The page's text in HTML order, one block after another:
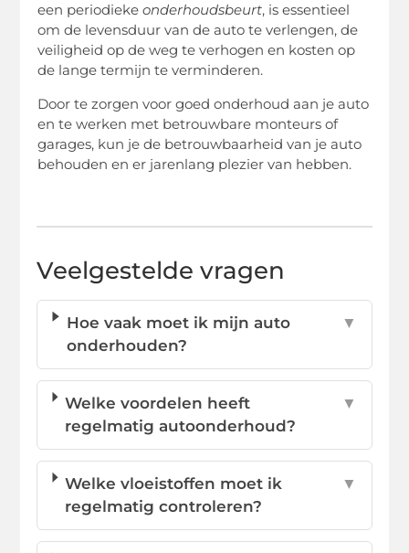
een periodiekeonderhoudsbeurt, is essentieel
om de levensduur van de auto te verlengen, de
veiligheid op de weg te verhogen en kosten op
de lange termijn te verminderen.
Door te zorgen voor goed onderhoud aan je auto
en te werken met betrouwbare monteurs of
garages, kun je de betrouwbaarheid van je auto
behouden en er jarenlang plezier van hebben.
Veelgestelde vragen
Hoe vaak moet ik mijn auto
onderhouden?
▼
Welke voordelen heeft
regelmatig autoonderhoud?
▼
Welke vloeistoffen moet ik
regelmatig controleren?
▼